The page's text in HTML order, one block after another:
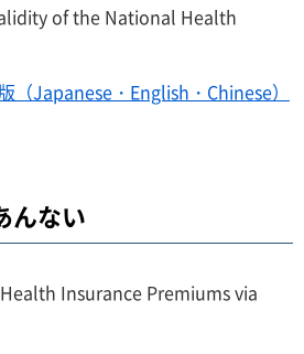
of the National Health
（Japanese・English・Chinese）
んない
Insurance Premiums via